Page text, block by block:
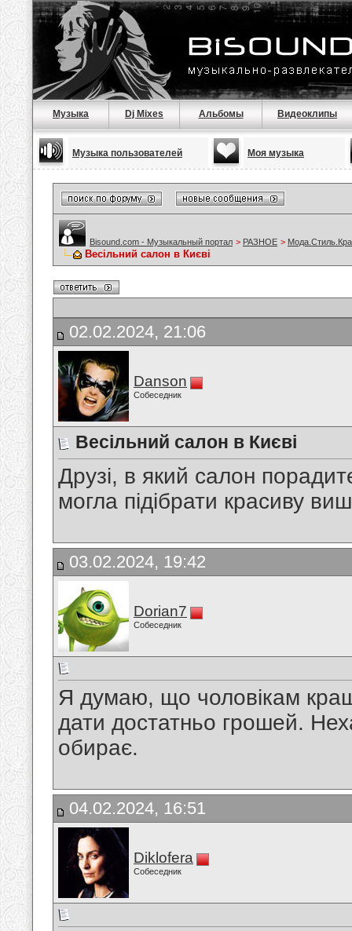
Музыка Dj Mixes Альбомы Видеоклипы
Музыка пользователей Моя музыка
Bisound.com - Музыкальный портал > РАЗНОЕ >
Весільний салон в Києві
02.02.2024, 21:06
Danson
Собеседник
Весільний салон в Києві
Друзі, в який салон
могла підібрати красиву
03.02.2024, 19:42
Dorian7
Собеседник
Я думаю, що чоловікам
дати достатньо грошей.
обирає.
04.02.2024, 16:51
Diklofera
Собеседник